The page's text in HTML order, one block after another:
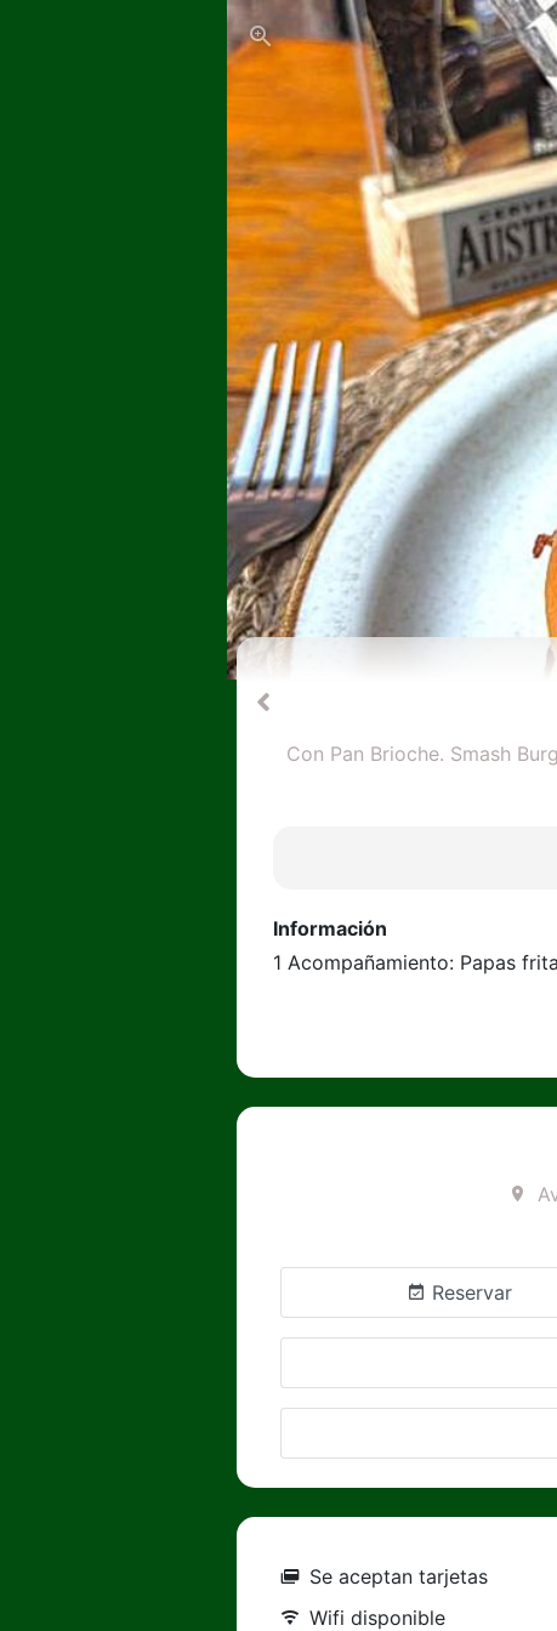
Con Pan Brioche. Smash
Información
1 Acompañamiento: Papas
Reservar
Se aceptan tarjetas
Wifi disponible